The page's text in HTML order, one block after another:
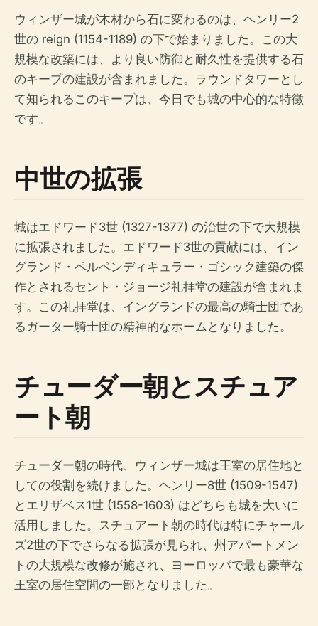
ウィンザー城が木材から石に変わるのは、ヘンリー2
世の reign (1154-1189) の下で始まりました。この大
規模な改築には、より良い防御と耐久性を提供する石
のキープの建設が含まれました。ラウンドタワーとし
て知られるこのキープは、今日でも城の中心的な特徴
です。
中世の拡張
城はエドワード3世 (1327-1377) の治世の下で大規模
に拡張されました。エドワード3世の貢献には、イン
グランド・ペルペンディキュラー・ゴシック建築の傑
作とされるセント・ジョージ礼拝堂の建設が含まれま
す。この礼拝堂は、イングランドの最高の騎士団であ
るガーター騎士団の精神的なホームとなりました。
チューダー朝とスチュア
ート朝
チューダー朝の時代、ウィンザー城は王室の居住地と
しての役割を続けました。ヘンリー8世 (1509-1547)
とエリザベス1世 (1558-1603) はどちらも城を大いに
活用しました。スチュアート朝の時代は特にチャール
ズ2世の下でさらなる拡張が見られ、州アパートメン
トの大規模な改修が施され、ヨーロッパで最も豪華な
王室の居住空間の一部となりました。